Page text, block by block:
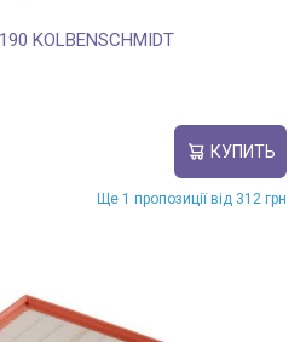
KOLBENSCHMIDT
КУПИТЬ
Ще 1 пропозиції від 312 грн